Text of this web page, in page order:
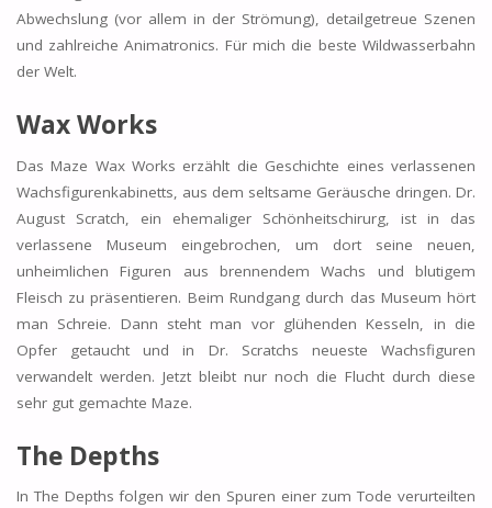
Abwechslung (vor allem in der Strömung), detailgetreue Szenen
und zahlreiche Animatronics. Für mich die beste Wildwasserbahn
der Welt.
Wax Works
Das Maze Wax Works erzählt die Geschichte eines verlassenen
Wachsfigurenkabinetts, aus dem seltsame Geräusche dringen. Dr.
August Scratch, ein ehemaliger Schönheitschirurg, ist in das
verlassene Museum eingebrochen, um dort seine neuen,
unheimlichen Figuren aus brennendem Wachs und blutigem
Fleisch zu präsentieren. Beim Rundgang durch das Museum hört
man Schreie. Dann steht man vor glühenden Kesseln, in die
Opfer getaucht und in Dr. Scratchs neueste Wachsfiguren
verwandelt werden. Jetzt bleibt nur noch die Flucht durch diese
sehr gut gemachte Maze.
The Depths
In The Depths folgen wir den Spuren einer zum Tode verurteilten